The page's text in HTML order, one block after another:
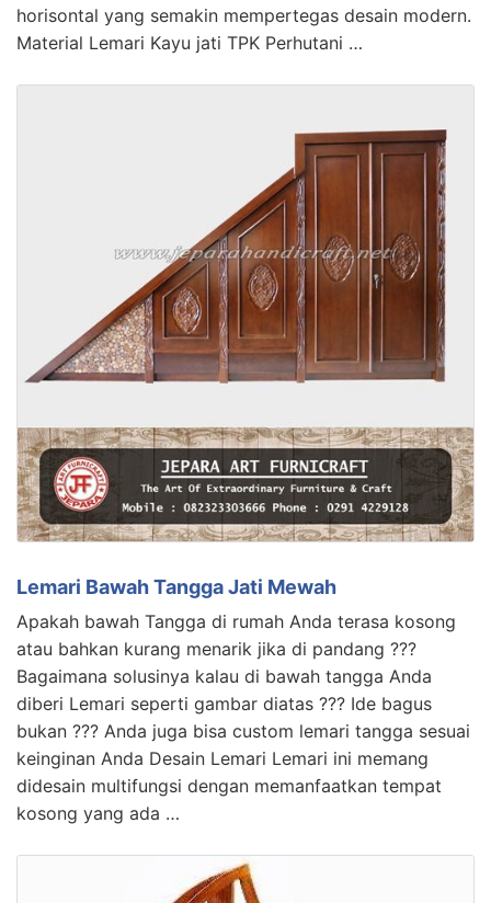
horisontal yang semakin mempertegas desain modern.
Material Lemari Kayu jati TPK Perhutani …
Lemari Bawah Tangga Jati Mewah
Apakah bawah Tangga di rumah Anda terasa kosong
atau bahkan kurang menarik jika di pandang ???
Bagaimana solusinya kalau di bawah tangga Anda
diberi Lemari seperti gambar diatas ??? Ide bagus
bukan ??? Anda juga bisa custom lemari tangga sesuai
keinginan Anda Desain Lemari Lemari ini memang
didesain multifungsi dengan memanfaatkan tempat
kosong yang ada …